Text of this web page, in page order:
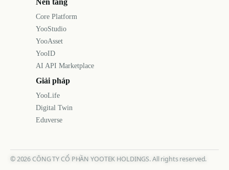
Core Platform
YooStudio
YooAsset
YooID
AI API Marketplace
Giải pháp
YooLife
Digital Twin
Eduverse
©2026CÔNG TY CỔ PHẦN YOOTEK HOLDINGS. All rights reserved.